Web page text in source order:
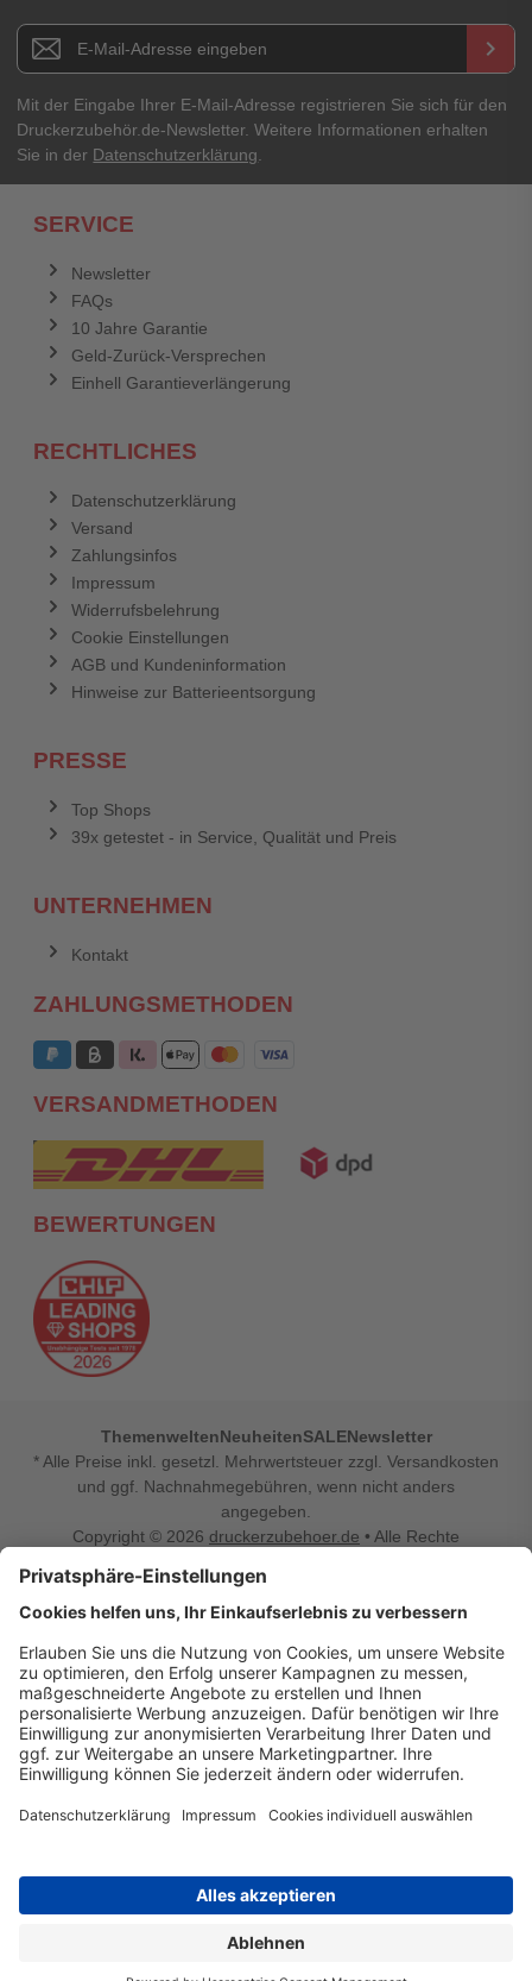
Newsletter E-Mail Adresse keyboard_arrow_right
Mit der Eingabe Ihrer E-Mail-Adresse registrieren Sie sich für den
Druckerzubehör.de-Newsletter. Weitere Informationen erhalten
Sie in der Datenschutzerklärung
SERVICE
Newsletter
FAQs
10 Jahre Garantie
Geld-Zurück-Versprechen
Einhell Garantieverlängerung
RECHTLICHES
Datenschutzerklärung
Versand
Zahlungsinfos
Impressum
Widerrufsbelehrung
Cookie Einstellungen
AGB und Kundeninformation
Hinweise zur Batterieentsorgung
PRESSE
Top Shops
39x getestet - in Service, Qualität und Preis
UNTERNEHMEN
Kontakt
ZAHLUNGSMETHODEN
VERSANDMETHODEN
BEWERTUNGEN
ThemenweltenNeuheitenSALENewsletter
* Alle Preise inkl. gesetzl. Mehrwertsteuer zzgl. Versandkosten
und ggf. Nachnahmegebühren, wenn nicht anders
angegeben.
Copyright © 2026 druckerzubehoer.de • Alle Rechte
Vertrag widerrufen
Druckerzubehoer.de – preiswerte Qualität für Ihr Office
Sie sind auf der Suche nach dem passenden Druckerzubehör
oder Zubehör für das Büro, den Computer oder Ihr
Smartphone? Dann sind Sie bei Druckerzubehoer.de genau
richtig! Unser breites Sortiment bietet unter anderem Tinte
und Toner für alle gängigen Druckermodelle – großer sowie
kleiner Hersteller. Zugleich sind wir Ihr Online Fachhandel für
einrichten, die Werkstatt ausstatten oder den Alltag mit
was Ihren Arbeitsplatz noch komfortabler macht, finden Sie
bei uns auch Bastelspaß, Schulbedarf, Beleuchtung,
für die ganze Familie. Entdecken Sie günstige Angebote und
allerlei Ideen auf Druckerzubehoer.de!